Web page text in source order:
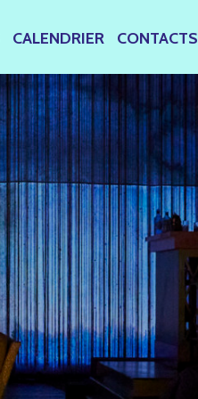
CALENDRIER CONTACTS